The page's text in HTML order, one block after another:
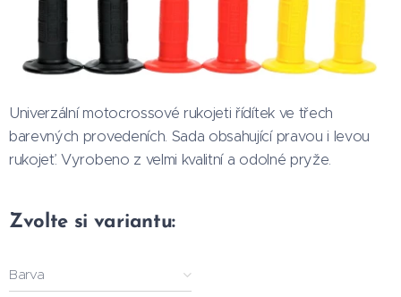
Univerzální motocrossové rukojeti řídítek ve třech
barevných provedeních. Sada obsahující pravou i levou
rukojeť. Vyrobeno z velmi kvalitní a odolné pryže.
Zvolte si variantu:
Barva